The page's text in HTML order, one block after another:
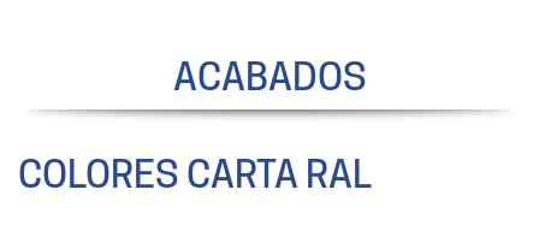
ACABADOS
COLORES CARTA RAL